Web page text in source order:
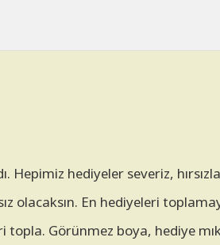
hediyeler severiz,
olacaksın. En hediyeleri
topla. Görünmez boya, hediye